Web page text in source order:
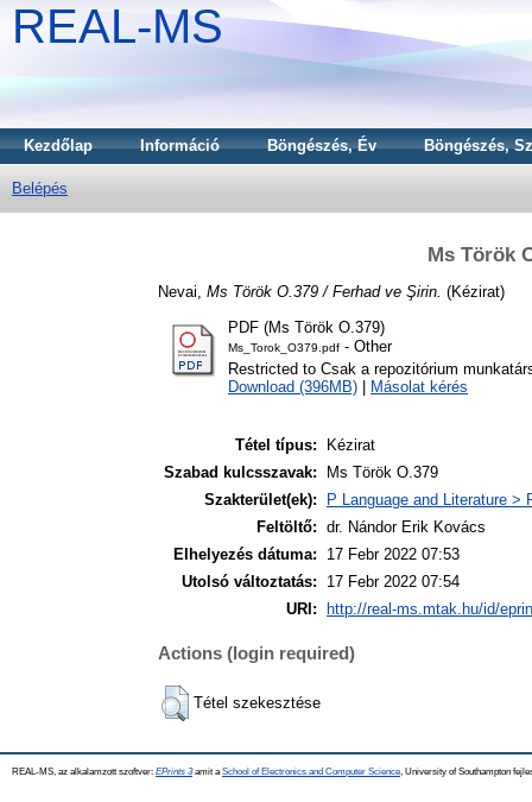
REAL-MS
Kezdőlap Információ Böngészés, Év Böngészés,
Belépés
Ms Török
Nevai, Ms Török O.379 / Ferhad ve Şirin. (Kézirat)
PDF (Ms Török O.379)
Ms_Torok_O379.pdf - Other
Restricted to Csak a repozitórium
Download (396MB)
Másolat kérés
Tétel típus:
Kézirat
Szabad kulcsszavak:
Ms Török O.379
Szakterület(ek):
P Language and Literature >
Feltöltő: dr. Nándor Erik Kovács
Elhelyezés dátuma:
17 Febr 2022 07:53
Utolsó változtatás:
17 Febr 2022 07:54
URI:
http://real-ms.mtak.hu/id/
Actions (login required)
Tétel szekesztése
REAL-MS, az alkalamzott szoftver: EPrints 3amit a School of Electronics and Computer Science , University of Southampton